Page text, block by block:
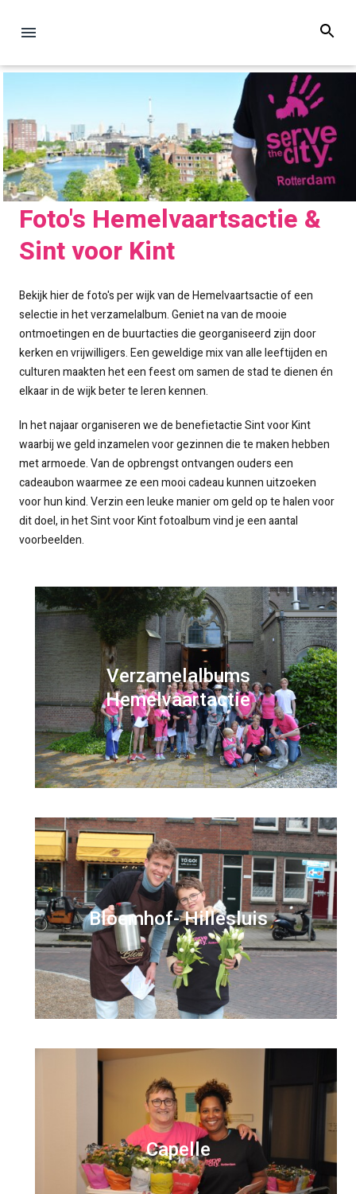
Foto's Hemelvaartsactie &
Sint voor Kint
Bekijk hier de foto's per wijk van de Hemelvaartsactie of een
selectie in het verzamelalbum. Geniet na van de mooie
ontmoetingen en de buurtacties die georganiseerd zijn door
kerken en vrijwilligers. Een geweldige mix van alle leeftijden en
culturen maakten het een feest om samen de stad te dienen én
elkaar in de wijk beter te leren kennen.
In het najaar organiseren we de benefietactie Sint voor Kint
waarbij we geld inzamelen voor gezinnen die te maken hebben
met armoede. Van de opbrengst ontvangen ouders een
cadeaubon waarmee ze een mooi cadeau kunnen uitzoeken
voor hun kind. Verzin een leuke manier om geld op te halen voor
dit doel, in het Sint voor Kint fotoalbum vind je een aantal
voorbeelden.
Verzamelalbums
Hemelvaartactie
Bloemhof- Hillesluis
Capelle